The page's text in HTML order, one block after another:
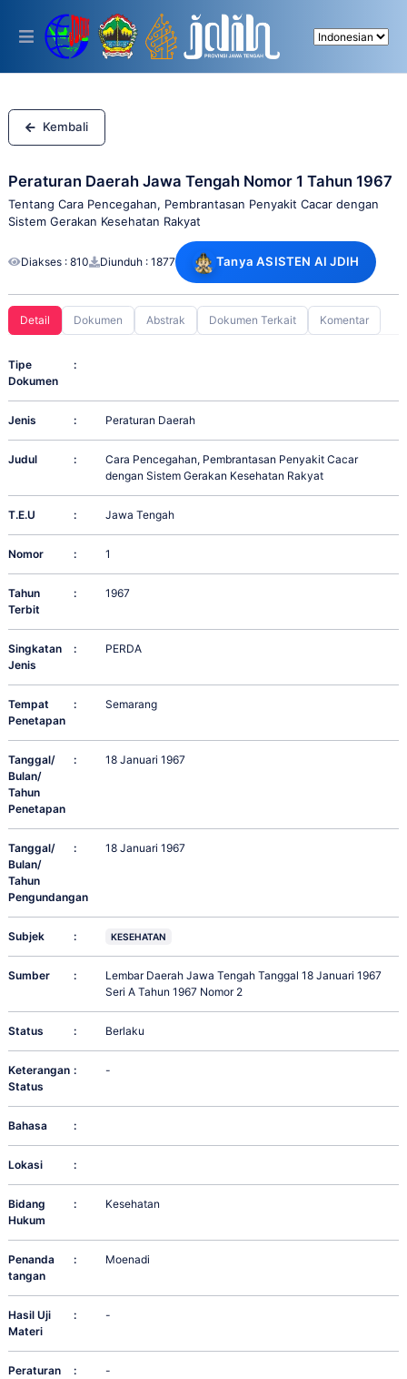
This
includes
accessibility
system.
Kembali
Peraturan Daerah Jawa Tengah Nomor 1 Tahun 1967
Tentang Cara Pencegahan, Pembrantasan Penyakit Cacar dengan
Sistem Gerakan Kesehatan Rakyat
Diakses : 810 Diunduh : 1877 Tanya ASISTEN AI JDIH
Detail Dokumen Abstrak Dokumen Terkait Komentar
Tipe
Dokumen
:
Jenis : Peraturan Daerah
Judul :
Cara Pencegahan, Pembrantasan Penyakit Cacar
dengan Sistem Gerakan Kesehatan Rakyat
T.E.U : Jawa Tengah
Nomor : 1
Tahun
Terbit
: 1967
Singkatan
Jenis
: PERDA
Tempat
Penetapan
: Semarang
Tanggal/
Bulan/
Tahun
Penetapan
: 18 Januari 1967
Tanggal/
Bulan/
Tahun
Pengundangan
: 18 Januari 1967
Subjek : KESEHATAN
Sumber :
Lembar Daerah Jawa Tengah Tanggal 18 Januari 1967
Seri A Tahun 1967 Nomor 2
Status : Berlaku
Keterangan
Status
: -
Bahasa :
Lokasi :
Bidang
Hukum
: Kesehatan
Penanda
tangan
: Moenadi
Hasil Uji
Materi
: -
Peraturan
: -